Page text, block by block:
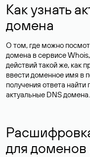
Как узнать
домена
О том, где можно
домена в сервисе
действий такой же, как
ввести доменное имя в
получения ответа
актуальные DNS домена.
для доменов